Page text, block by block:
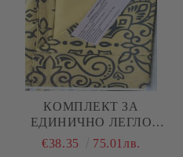
КОМПЛЕКТ ЗА
ЕДИНИЧНО ЛЕГЛО
"ЖЪЛТИ ОРНАМЕНТИ"
€38.35 75.01лв.